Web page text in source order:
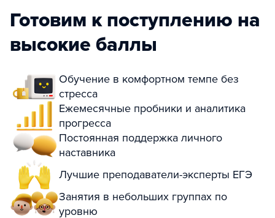
Готовим к поступлению на
высокие баллы
Обучение в комфортном темпе без
стресса
Ежемесячные пробники и аналитика
прогресса
Постоянная поддержка личного
наставника
Лучшие преподаватели-эксперты ЕГЭ
Занятия в небольших группах по
уровню